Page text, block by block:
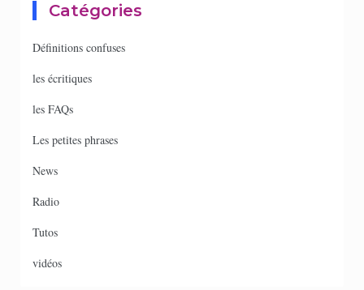
Catégories
Définitions confuses
les écritiques
les FAQs
Les petites phrases
News
Radio
Tutos
vidéos